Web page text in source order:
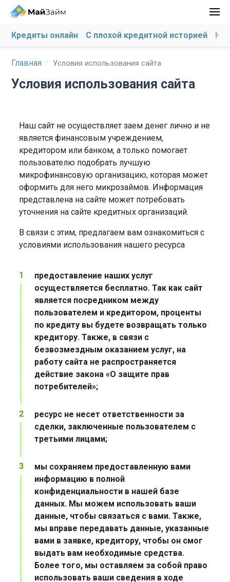
Кредиты онлайн С плохой кредитной историей На
Главная Условия использования сайта
Условия использования сайта
Наш сайт не осуществляет заем денег лично и не
является финансовым учреждением,
кредитором или банком, а только помогает
пользователю подобрать лучшую
микрофинансовую организацию, которая может
оформить для него микрозаймов. Информация
представлена ​​на сайте может потребовать
уточнения на сайте кредитных организаций.
В связи с этим, предлагаем вам ознакомиться с
условиями использования нашего ресурса
предоставление наших услуг
осуществляется бесплатно. Так как сайт
является посредником между
пользователем и кредитором, проценты
по кредиту вы будете возвращать только
кредитору. Также, в связи с
безвозмездным оказанием услуг, на
работу сайта не распространяется
действие закона «О защите прав
потребителей»;
ресурс не несет ответственности за
сделки, заключенные пользователем с
третьими лицами;
мы сохраняем предоставленную вами
информацию в полной
конфиденциальности в нашей базе
данных. Мы можем использовать ваши
данные, чтобы связаться с вами. Также,
мы вправе передавать данные, указанные
вами в заявке, кредитору, чтобы он смог
выдать вам необходимые средства.
Более того, мы оставляем за собой право
использовать ваши сведения в ходе